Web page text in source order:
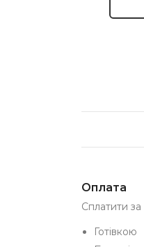
Оплата
Сплатити
Готівкою